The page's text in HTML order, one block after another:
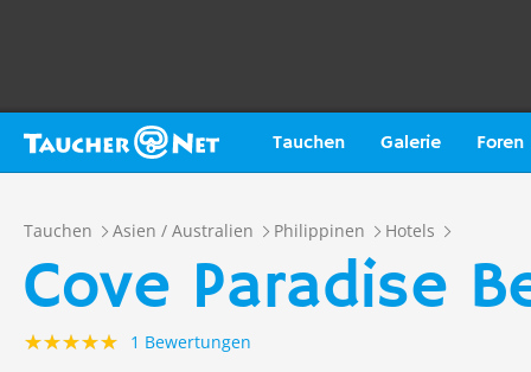
Tauchen Galerie Foren
Tauchen Asien / Australien Philippinen Hotels
Cove Paradise
1 Bewertungen